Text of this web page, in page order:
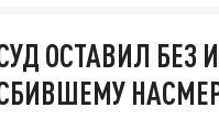
ОСТАВИЛ БЕЗ